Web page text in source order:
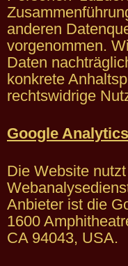
anderen
vorgenommen.
Daten
konkrete
rechtswidrige
Google Analytics
Die Website
Anbieter ist die
1600
CA 94043, USA.